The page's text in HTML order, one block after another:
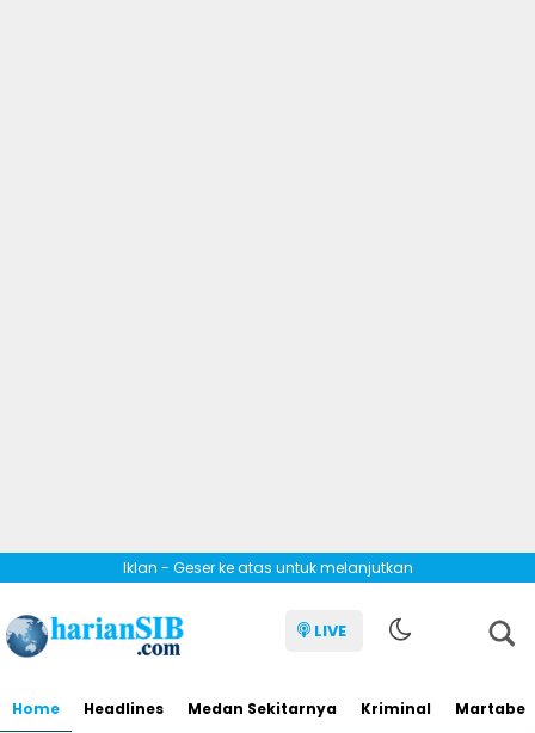
Iklan - Geser ke atas untuk melanjutkan
LIVE
Home Headlines Medan Sekitarnya Kriminal Martabe